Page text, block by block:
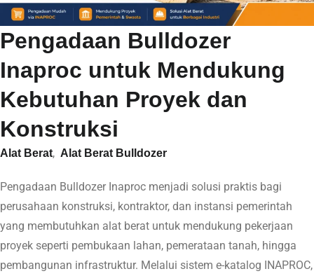
Pengadaan Bulldozer
Inaproc untuk Mendukung
Kebutuhan Proyek dan
Konstruksi
Alat Berat, Alat Berat Bulldozer
Pengadaan Bulldozer Inaproc menjadi solusi praktis bagi
perusahaan konstruksi, kontraktor, dan instansi pemerintah
yang membutuhkan alat berat untuk mendukung pekerjaan
proyek seperti pembukaan lahan, pemerataan tanah, hingga
pembangunan infrastruktur. Melalui sistem e-katalog INAPROC,